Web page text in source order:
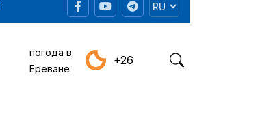
погода в
Ереване
+26